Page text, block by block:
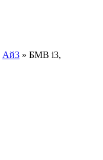
Ай3 » БМВ i3,